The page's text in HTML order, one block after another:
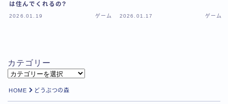
は住んでくれるの?
2026.01.19 ゲーム 2026.01.17 ゲーム
カテゴリー
カ
テ
ゴ
HOME どうぶつの森